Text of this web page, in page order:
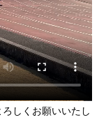
しくお願いいたし